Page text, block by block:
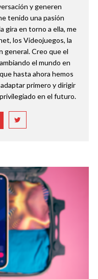
y generen
tenido una pasión
gira en torno a ella, me
los Videojuegos, la
general. Creo que el
el mundo en
hasta ahora hemos
primero y dirigir
en el futuro.